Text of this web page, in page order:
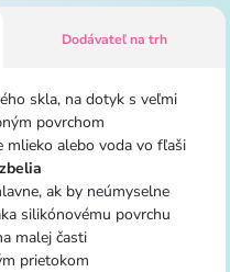
Dodávateľ na trh
skla, na dotyk s veľmi
povrchom
mlieko alebo voda vo fľaši
zbelia
, ak by neúmyselne
silikónovému povrchu
malej časti
prietokom